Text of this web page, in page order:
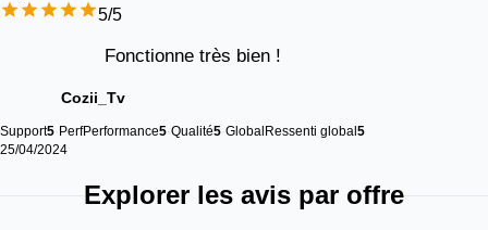
5/5
Fonctionne très bien !
Cozii_Tv
Support5 PerfPerformance5 Qualité5 Global Ressenti global 5
25/04/2024
Explorer les avis par offre